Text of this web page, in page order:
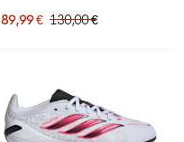
Enfants Noir Blanc Rouge
89,99 € 130,00 €